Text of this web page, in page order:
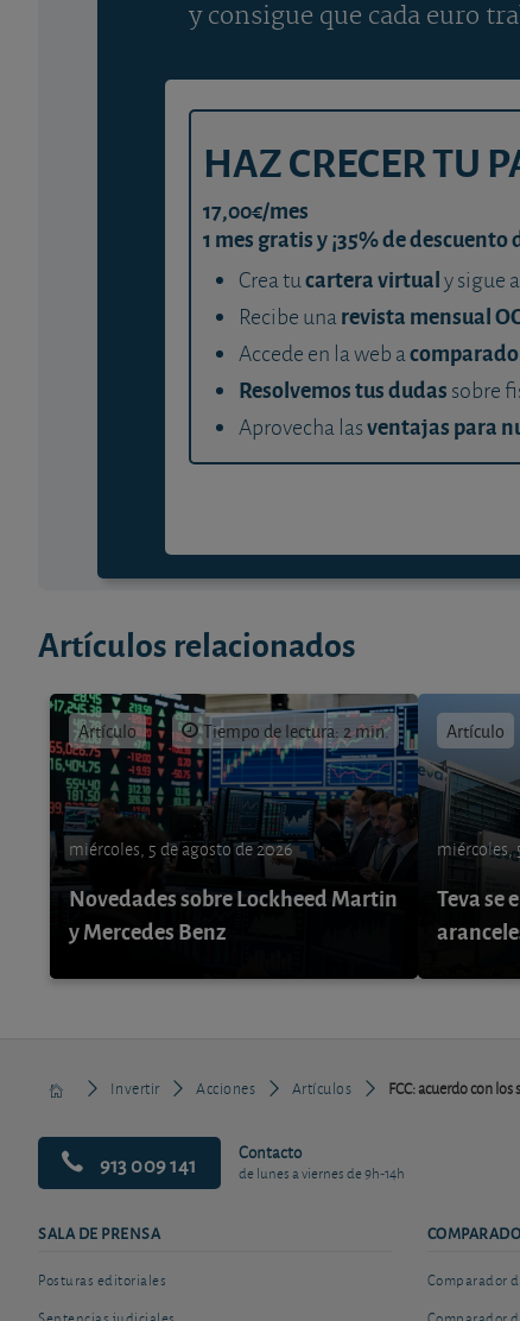
y consigue que cada euro
HAZ CRECER TU
17,00€/mes
1 mes gratis y ¡35% de
Crea tucartera virtualy sigue
Recibe unarevista mensual
Accede en la web a
Resolvemos tus dudas sobre
Aprovecha lasventajas para
Artículos relacionados
Artículo Tiempo de lectura: 2 min.
miércoles, 5 de agosto de 2026
Novedades sobre Lockheed Martin
y Mercedes Benz
Artículo
miércoles,
Teva se
Invertir Acciones Artículos FCC: acuerdo con los
913 009 141 Contacto
de lunes a viernes de 9h-14h
SALA DE PRENSA
Posturas editoriales
Comparador